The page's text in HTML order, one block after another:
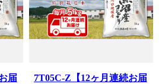
届
7T05C-Z【12ヶ月連続お届